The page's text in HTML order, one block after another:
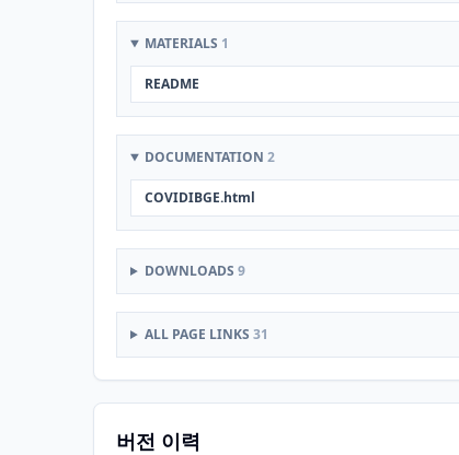
MATERIALS 1
README
DOCUMENTATION 2
COVIDIBGE.html
DOWNLOADS 9
ALL PAGE LINKS 31
버전 이력